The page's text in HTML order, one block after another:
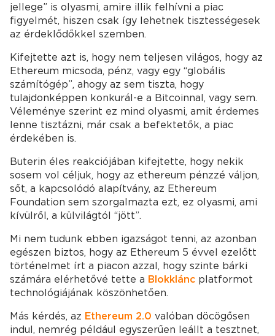
jellege” is olyasmi, amire illik felhívni a piac
figyelmét, hiszen csak így lehetnek tisztességesek
az érdeklődőkkel szemben.
Kifejtette azt is, hogy nem teljesen világos, hogy az
Ethereum micsoda, pénz, vagy egy “globális
számítógép”, ahogy az sem tiszta, hogy
tulajdonképpen konkurál-e a Bitcoinnal, vagy sem.
Véleménye szerint ez mind olyasmi, amit érdemes
lenne tisztázni, már csak a befektetők, a piac
érdekében is.
Buterin éles reakciójában kifejtette, hogy nekik
sosem vol céljuk, hogy az ethereum pénzzé váljon,
sőt, a kapcsolódó alapítvány, az Ethereum
Foundation sem szorgalmazta ezt, ez olyasmi, ami
kívülről, a külvilágtól “jött”.
Mi nem tudunk ebben igazságot tenni, az azonban
egészen biztos, hogy az Ethereum 5 évvel ezelőtt
történelmet írt a piacon azzal, hogy szinte bárki
számára elérhetővé tette a Blokklánc platformot
technológiájának köszönhetően.
Más kérdés, az Ethereum 2.0 valóban döcögősen
indul, nemrég például egyszerűen leállt a tesztnet,